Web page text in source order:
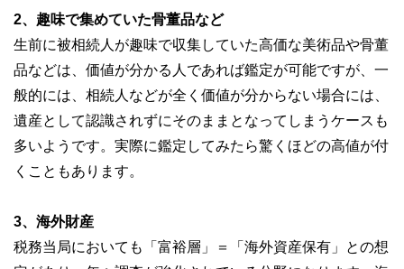
2、趣味で集めていた骨董品など
生前に被相続人が趣味で収集していた高価な美術品や骨董
品などは、価値が分かる人であれば鑑定が可能ですが、一
般的には、相続人などが全く価値が分からない場合には、
遺産として認識されずにそのままとなってしまうケースも
多いようです。実際に鑑定してみたら驚くほどの高値が付
くこともあります。
3、海外財産
税務当局においても「富裕層」＝「海外資産保有」との想